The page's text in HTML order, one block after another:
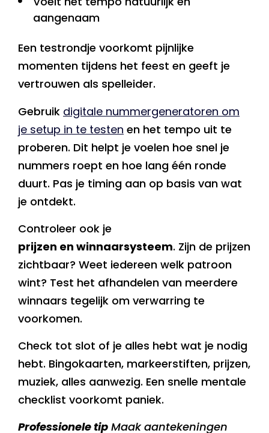
aangenaam
Een testrondje voorkomt pijnlijke
momenten tijdens het feest en geeft je
vertrouwen als spelleider.
Gebruik digitale nummergeneratoren om
je setup in te testen en het tempo uit te
proberen. Dit helpt je voelen hoe snel je
nummers roept en hoe lang één ronde
duurt. Pas je timing aan op basis van wat
je ontdekt.
Controleer ook je
prijzen en winnaarsysteem. Zijn de prijzen
zichtbaar? Weet iedereen welk patroon
wint? Test het afhandelen van meerdere
winnaars tegelijk om verwarring te
voorkomen.
Check tot slot of je alles hebt wat je nodig
hebt. Bingokaarten, markeerstiften, prijzen,
muziek, alles aanwezig. Een snelle mentale
checklist voorkomt paniek.
Professionele tip Maak aantekeningen